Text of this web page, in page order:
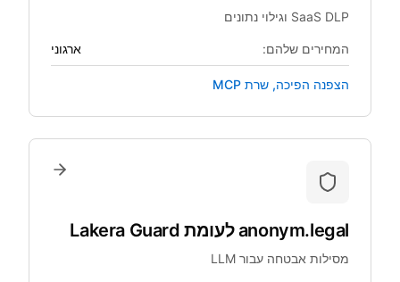
SaaS DLP וגילוי נתונים
המחירים שלהם: ארגוני
הצפנה הפיכה, שרת MCP
anonym.legal לעומת Lakera Guard
מסילות אבטחה עבור LLM